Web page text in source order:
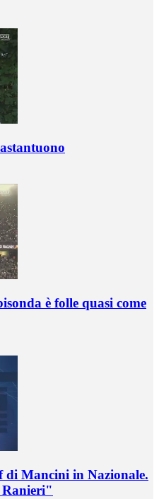
è folle quasi come
di Mancini in Nazionale.
Ranieri"